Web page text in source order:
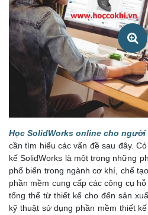
Học SolidWorks
Học SolidWorks online cho người
cần tìm hiểu các vấn đề sau đây.
kế SolidWorks là một trong những
phổ biến trong ngành cơ khí, chế
phần mềm cung cấp các công cụ
tổng thể từ thiết kế cho đến sản
kỹ thuật sử dụng phần mềm thiết